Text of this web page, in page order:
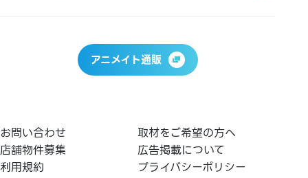
アニメイト通販
お問い合わせ
取材をご希望の方へ
店舗物件募集
広告掲載について
利用規約
プライバシーポリシー